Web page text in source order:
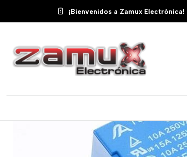
¡Bienvenidos a Zamux Electrónica!